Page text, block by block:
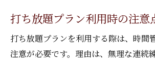
打ち放題プラン利用時の注意
打ち放題プランを利用する際は、時間
注意が必要です。理由は、無理な連続